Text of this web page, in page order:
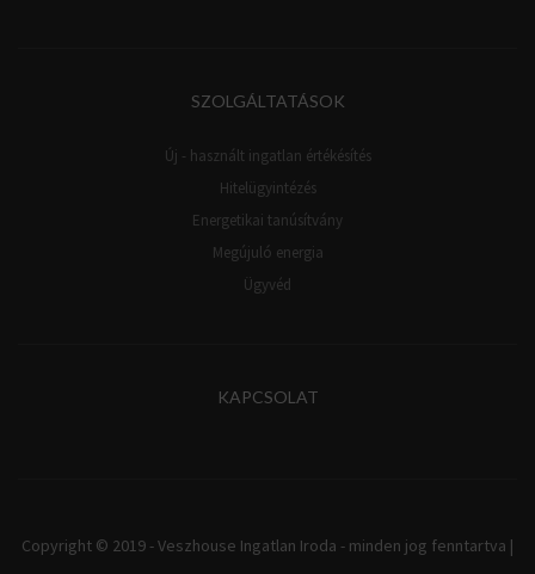
SZOLGÁLTATÁSOK
Új - használt ingatlan értékésítés
Hitelügyintézés
Energetikai tanúsítvány
Megújuló energia
Ügyvéd
KAPCSOLAT
Copyright © 2019 - Veszhouse Ingatlan Iroda - minden jog fenntartva |